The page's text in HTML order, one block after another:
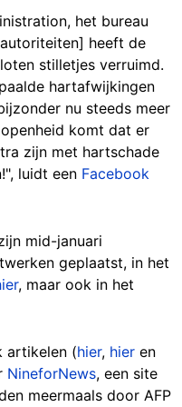
het bureau
heeft de
stilletjes verruimd.
hartafwijkingen
nu steeds meer
komt dat er
zijn met hartschade
luidt een Facebook
mid-januari
geplaatst, in het
, maar ook in het
artikelen (hier, hier en
NineforNews, een site
meermaals door AFP